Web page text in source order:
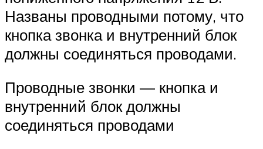
Названы проводными потому, что
кнопка звонка и внутренний блок
должны соединяться проводами.
Проводные звонки — кнопка и
внутренний блок должны
соединяться проводами